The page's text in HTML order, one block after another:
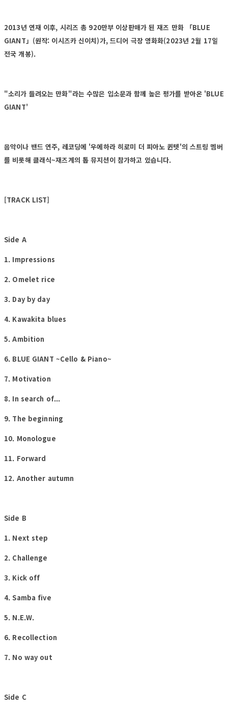
2013년 연재 이후, 시리즈 총 920만부 이상판매가 된 재즈 만화 「BLUE
GIANT」(원작: 이시즈카 신이치)가, 드디어 극장 영화화(2023년 2월 17일
전국 개봉).
"소리가 들려오는 만화"라는 수많은 입소문과 함께 높은 평가를 받아온 'BLUE
GIANT'
음악이나 밴드 연주, 레코딩에 '우에하라 히로미 더 피아노 퀸텟'의 스트링 멤버
를 비롯해 클래식~재즈계의 톱 뮤지션이 참가하고 있습니다.
[TRACK LIST]
Side A
1. Impressions
2. Omelet rice
3. Day by day
4. Kawakita blues
5. Ambition
6. BLUE GIANT ~Cello & Piano~
7. Motivation
8. In search of...
9. The beginning
10. Monologue
11. Forward
12. Another autumn
Side B
1. Next step
2. Challenge
3. Kick off
4. Samba five
5. N.E.W.
6. Recollection
7. No way out
Side C